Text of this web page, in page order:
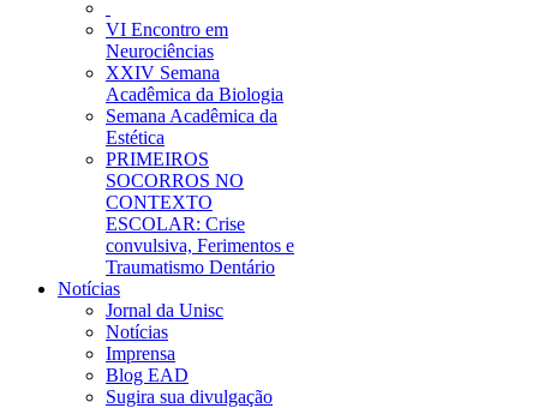
VI Encontro em
Neurociências
XXIV Semana
Acadêmica da Biologia
Semana Acadêmica da
Estética
PRIMEIROS
SOCORROS NO
CONTEXTO
ESCOLAR: Crise
convulsiva, Ferimentos e
Traumatismo Dentário
Notícias
Jornal da Unisc
Notícias
Imprensa
Blog EAD
Sugira sua divulgação